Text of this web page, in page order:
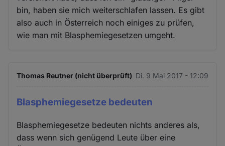
bin, haben sie mich weiterschlafen lassen. Es gibt
also auch in Österreich noch einiges zu prüfen,
wie man mit Blasphemiegesetzen umgeht.
Thomas Reutner (nicht überprüft) Di. 9 Mai 2017 - 12:09
Blasphemiegesetze bedeuten
Blasphemiegesetze bedeuten nichts anderes als,
dass wenn sich genügend Leute über eine